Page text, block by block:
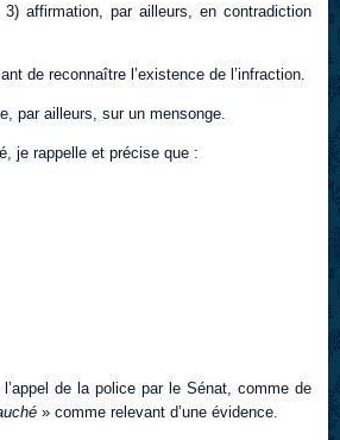
affirmation, par ailleurs, en contradiction
de reconnaître l’existence de l’infraction.
par ailleurs, sur un mensonge.
je rappelle et précise que :
de la police par le Sénat, comme de
» comme relevant d’une évidence.